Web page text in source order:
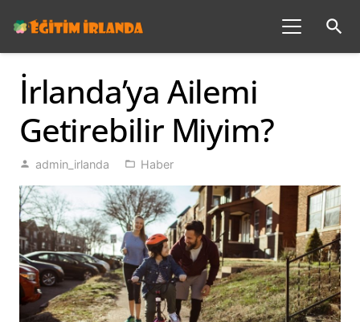
search
İrlanda’ya Ailemi
Getirebilir Miyim?
person admin_irlanda folder_open Haber